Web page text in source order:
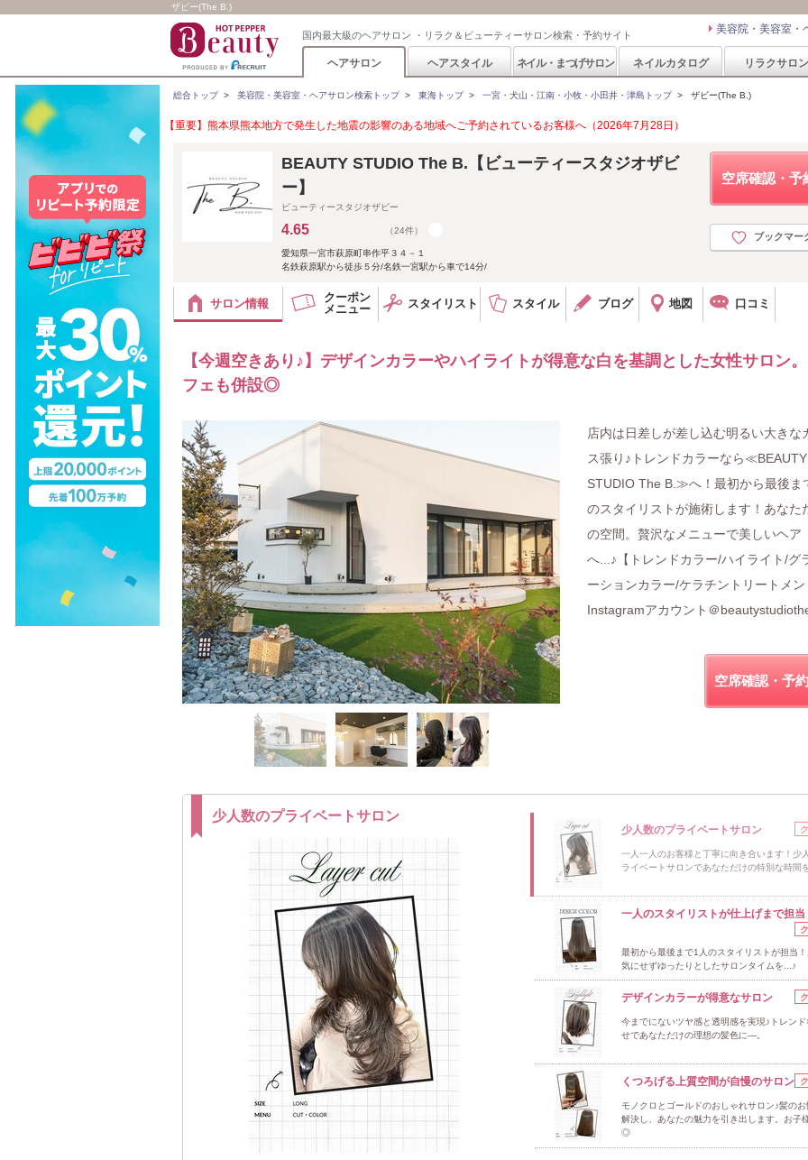
ザビー(The B.)
国内最大級のヘアサロン ・リラク＆ビューティーサロン検索・予約サイト 美容院・美容室・
ヘアサロン ヘアスタイル ネイル・まつげサロン ネイルカタログ リラクサロン
総合トップ> 美容院・美容室・ヘアサロン検索トップ> 東海トップ> 一宮・犬山・江南・小牧・小田井・津島トップ> ザビー(The B.)
【重要】熊本県熊本地方で発生した地震の影響のある地域へご予約されているお客様へ（2026年7月28日）
空席確認・予
ブックマー
BEAUTY STUDIO The B.【ビューティースタジオザビ
ー】
ビューティースタジオザビー
4.65 （24件）
愛知県一宮市萩原町串作平３４－１
名鉄萩原駅から徒歩５分/名鉄一宮駅から車で14分/
サロン情報
クーポン
メニュー
スタイリスト スタイル ブログ 地図 口コミ
【今週空きあり♪】デザインカラーやハイライトが得意な白を基調とした女性サロン
フェも併設◎
店内は日差しが差し込む明るい大きな
ス張り♪トレンドカラーなら≪BEAUTY
STUDIO The B.≫へ！最初から最後ま
のスタイリストが施術します！あなた
の空間。贅沢なメニューで美しいヘア
へ...♪【トレンドカラー/ハイライト/グ
ーションカラー/ケラチントリートメン
Instagramアカウント＠
空席確認・予
少人数のプライベートサロン
少人数のプライベートサロン
一人一人のお客様と丁寧に向き合います！少
ライベートサロンであなただけの特別な時間
一人のスタイリストが仕上げまで担当
最初から最後まで1人のスタイリストが担当
気にせずゆったりとしたサロンタイムを...♪
デザインカラーが得意なサロン
今までにないツヤ感と透明感を実現♪トレン
せであなただけの理想の髪色に―。
くつろげる上質空間が自慢のサロン
モノクロとゴールドのおしゃれサロン♪髪の
解決し、あなたの魅力を引き出します。お子
◎